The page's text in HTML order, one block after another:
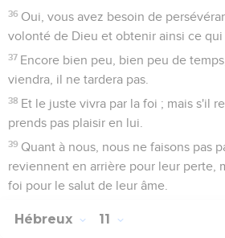
36 Oui, vous avez besoin de
volonté de Dieu et obtenir ainsi ce qui
37 Encore bien peu, bien peu de
viendra, il ne tardera pas.
38 Et le juste vivra par la foi ; mais s'il
prends pas plaisir en lui.
39 Quant à nous, nous ne faisons pas
reviennent en arrière pour leur perte,
foi pour le salut de leur âme.
Hébreux 11